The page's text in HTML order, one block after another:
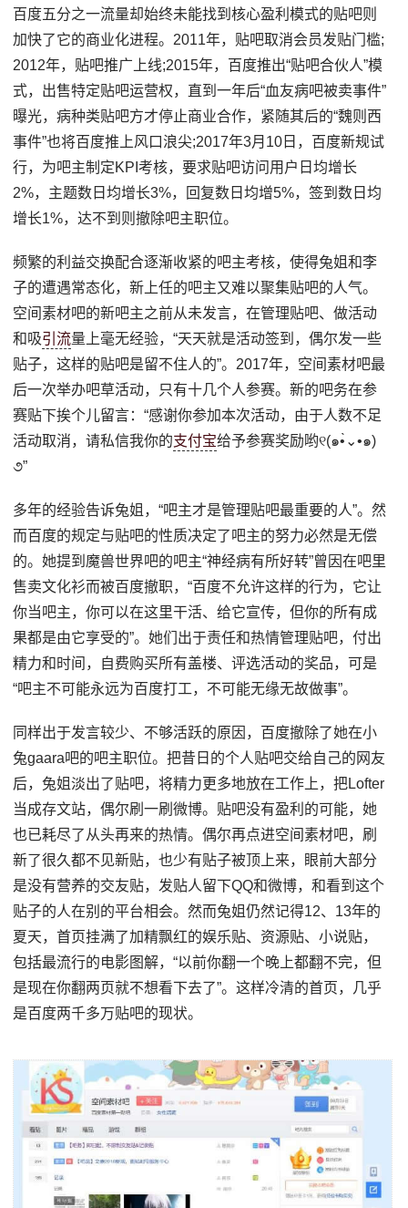
百度五分之一流量却始终未能找到核心盈利模式的贴吧则
加快了它的商业化进程。2011年，贴吧取消会员发贴门槛;
2012年，贴吧推广上线;2015年，百度推出“贴吧合伙人”模
式，出售特定贴吧运营权，直到一年后“血友病吧被卖事件”
曝光，病种类贴吧方才停止商业合作，紧随其后的“魏则西
事件”也将百度推上风口浪尖;2017年3月10日，百度新规试
行，为吧主制定KPI考核，要求贴吧访问用户日均增长
2%，主题数日均增长3%，回复数日均增5%，签到数日均
增长1%，达不到则撤除吧主职位。
频繁的利益交换配合逐渐收紧的吧主考核，使得兔姐和李
子的遭遇常态化，新上任的吧主又难以聚集贴吧的人气。
空间素材吧的新吧主之前从未发言，在管理贴吧、做活动
和吸引流量上毫无经验，“天天就是活动签到，偶尔发一些
贴子，这样的贴吧是留不住人的”。2017年，空间素材吧最
后一次举办吧草活动，只有十几个人参赛。新的吧务在参
赛贴下挨个儿留言：“感谢你参加本次活动，由于人数不足
活动取消，请私信我你的支付宝给予参赛奖励哟୧(๑•̀⌄•๑)
૭”
多年的经验告诉兔姐，“吧主才是管理贴吧最重要的人”。然
而百度的规定与贴吧的性质决定了吧主的努力必然是无偿
的。她提到魔兽世界吧的吧主“神经病有所好转”曾因在吧里
售卖文化衫而被百度撤职，“百度不允许这样的行为，它让
你当吧主，你可以在这里干活、给它宣传，但你的所有成
果都是由它享受的”。她们出于责任和热情管理贴吧，付出
精力和时间，自费购买所有盖楼、评选活动的奖品，可是
“吧主不可能永远为百度打工，不可能无缘无故做事”。
同样出于发言较少、不够活跃的原因，百度撤除了她在小
兔gaara吧的吧主职位。把昔日的个人贴吧交给自己的网友
后，兔姐淡出了贴吧，将精力更多地放在工作上，把Lofter
当成存文站，偶尔刷一刷微博。贴吧没有盈利的可能，她
也已耗尽了从头再来的热情。偶尔再点进空间素材吧，刷
新了很久都不见新贴，也少有贴子被顶上来，眼前大部分
是没有营养的交友贴，发贴人留下QQ和微博，和看到这个
贴子的人在别的平台相会。然而兔姐仍然记得12、13年的
夏天，首页挂满了加精飘红的娱乐贴、资源贴、小说贴，
包括最流行的电影图解，“以前你翻一个晚上都翻不完，但
是现在你翻两页就不想看下去了”。这样冷清的首页，几乎
是百度两千多万贴吧的现状。